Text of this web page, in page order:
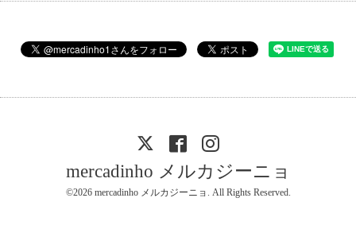
mercadinho メルカジーニョ
©2026 mercadinho メルカジーニョ . All Rights Reserved.